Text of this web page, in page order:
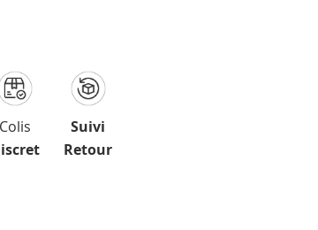
Colis
Suivi
Retour